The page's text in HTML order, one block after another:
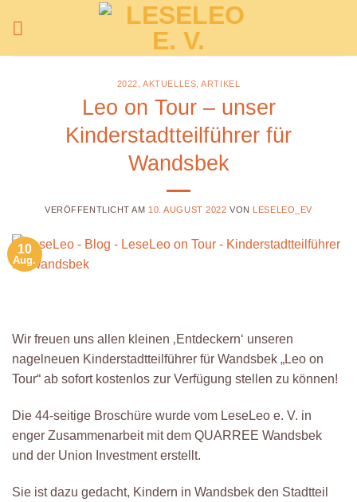
2022 ,AKTUELLES ,ARTIKEL
Leo on Tour – unser
Kinderstadtteilführer für
Wandsbek
VERÖFFENTLICHT AM 10. AUGUST 2022 VON LESELEO_EV
10
Aug.
Wir freuen uns allen kleinen ‚Entdeckern‘ unseren
nagelneuen Kinderstadtteilführer für Wandsbek „Leo on
Tour“ ab sofort kostenlos zur Verfügung stellen zu können!
Die 44-seitige Broschüre wurde vom LeseLeo e. V. in
enger Zusammenarbeit mit dem QUARREE Wandsbek
und der Union Investment erstellt.
Sie ist dazu gedacht, Kindern in Wandsbek den Stadtteil